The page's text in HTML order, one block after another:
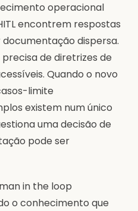
operacional
encontrem respostas
dispersa.
de diretrizes de
Quando o novo
limite
existem num único
uma decisão de
pode ser
in the loop
o conhecimento que